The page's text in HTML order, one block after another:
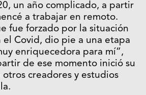
un año complicado, a partir
a trabajar en remoto.
fue forzado por la situación
el Covid, dio pie a una etapa
enriquecedora para mí”,
de ese momento inició su
creadores y estudios